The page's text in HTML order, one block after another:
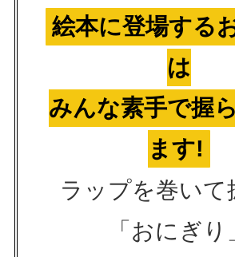
絵本に登場する
は
みんな素手で握
ます!
ラップを巻いて
「おにぎり